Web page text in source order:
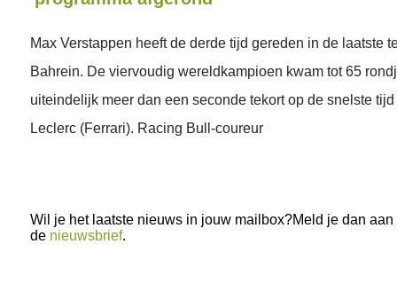
Max Verstappen heeft de derde tijd gereden in de laatste
Bahrein. De viervoudig wereldkampioen kwam tot 65
uiteindelijk meer dan een seconde tekort op de snelste
Leclerc (Ferrari). Racing Bull-coureur
Wil je het laatste nieuws in jouw mailbox?Meld je dan aan
de nieuwsbrief.